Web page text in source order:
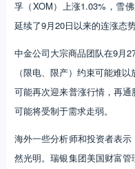
孚（XOM）上涨1.03%，雪
延续了9月20日以来的连涨态势
中金公司大宗商品团队在9月
（限电、限产）约束可能难以
可能再次迎来普涨行情，再
可能将受制于需求走弱。
海外一些分析师和投资者表
然光明。瑞银集团美国财富